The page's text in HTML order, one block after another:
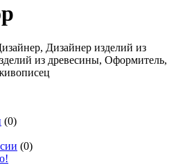
Дизайнер изделий из
из древесины, Оформитель,
(0)
(0)